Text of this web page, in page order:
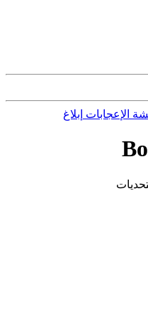
الإعجابات إبلاغ